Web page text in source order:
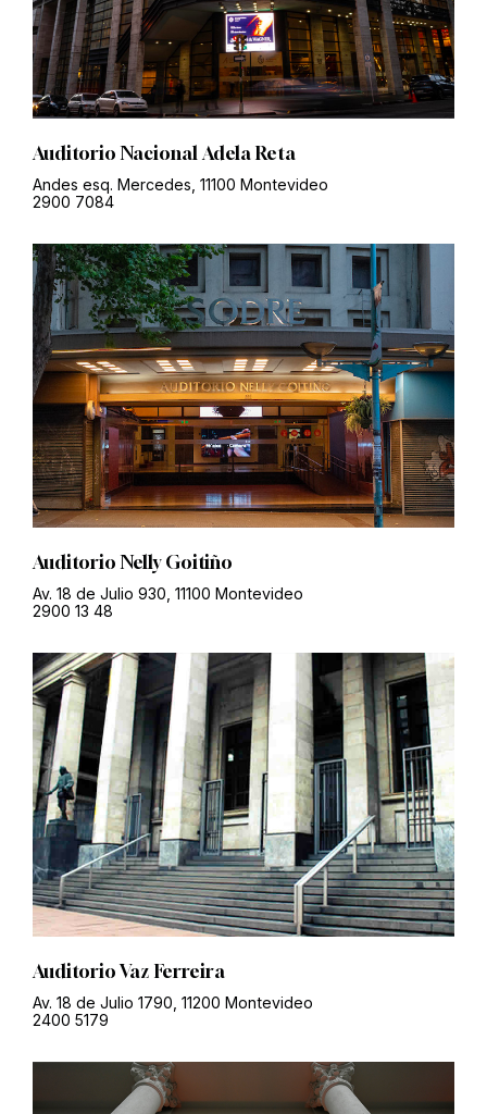
Auditorio Nacional Adela Reta
Andes esq. Mercedes, 11100 Montevideo
2900 7084
Auditorio Nelly Goitiño
Av. 18 de Julio 930, 11100 Montevideo
2900 13 48
Auditorio Vaz Ferreira
Av. 18 de Julio 1790, 11200 Montevideo
2400 5179